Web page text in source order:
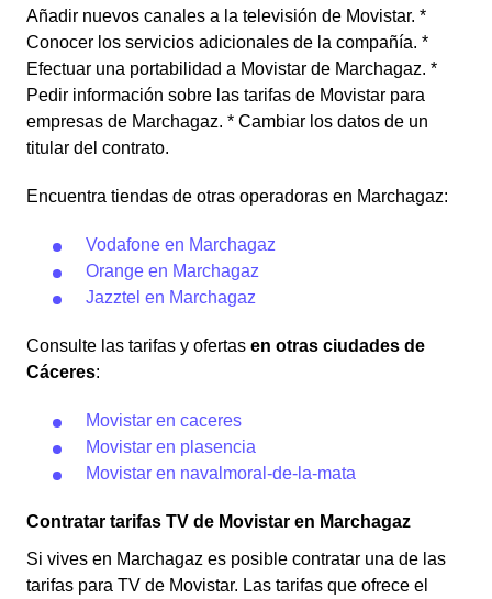
Añadir nuevos canales a la televisión de Movistar. *
Conocer los servicios adicionales de la compañía. *
Efectuar una portabilidad a Movistar de Marchagaz. *
Pedir información sobre las tarifas de Movistar para
empresas de Marchagaz. * Cambiar los datos de un
titular del contrato.
Encuentra tiendas de otras operadoras en Marchagaz:
Vodafone en Marchagaz
Orange en Marchagaz
Jazztel en Marchagaz
Consulte las tarifas y ofertas en otras ciudades de
Cáceres:
Movistar en caceres
Movistar en plasencia
Movistar en navalmoral-de-la-mata
Contratar tarifas TV de Movistar en Marchagaz
Si vives en Marchagaz es posible contratar una de las
tarifas para TV de Movistar. Las tarifas que ofrece el